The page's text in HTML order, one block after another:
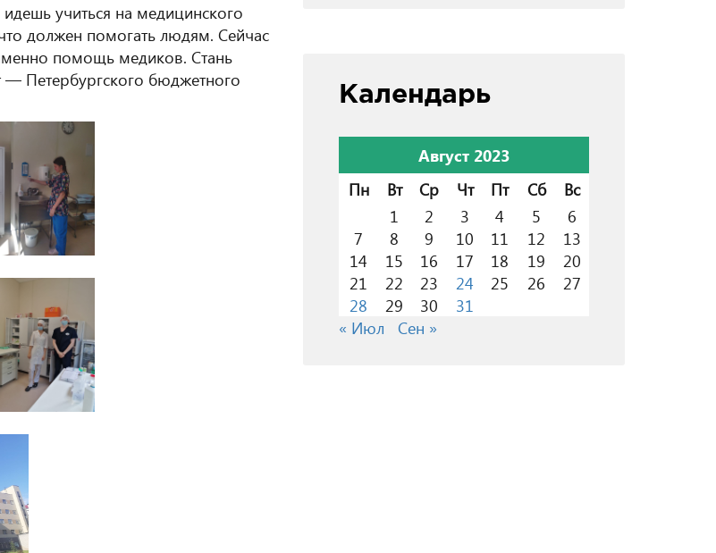
учиться на медицинского
должен помогать людям. Сейчас
помощь медиков. Стань
— Петербургского бюджетного
Календарь
Август 2023
Пн
Вт Ср Чт Пт Сб
Вс
1
2 3 4 5
6
7
8 9 10 11 12
13
14
15 16 17 18 19
20
21
22 23 24 25 26
27
28
29 30
31
« Июл
Сен »